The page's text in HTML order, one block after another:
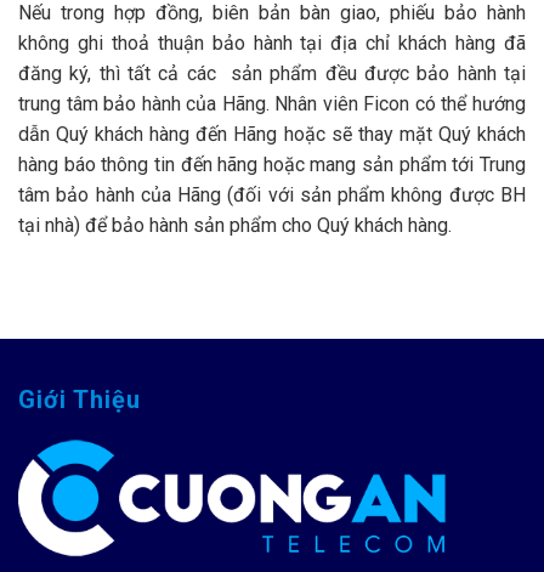
Nếu trong hợp đồng, biên bản bàn giao, phiếu bảo hành
không ghi thoả thuận bảo hành tại địa chỉ khách hàng đã
đăng ký, thì tất cả các sản phẩm đều được bảo hành tại
trung tâm bảo hành của Hãng. Nhân viên Ficon có thể hướng
dẫn Quý khách hàng đến Hãng hoặc sẽ thay mặt Quý khách
hàng báo thông tin đến hãng hoặc mang sản phẩm tới Trung
tâm bảo hành của Hãng (đối với sản phẩm không được BH
tại nhà) để bảo hành sản phẩm cho Quý khách hàng.
Giới Thiệu